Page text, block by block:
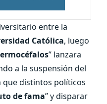
entre la
Católica, luego
” lanzara
a la suspensión del
distintos políticos
de fama” y disparar